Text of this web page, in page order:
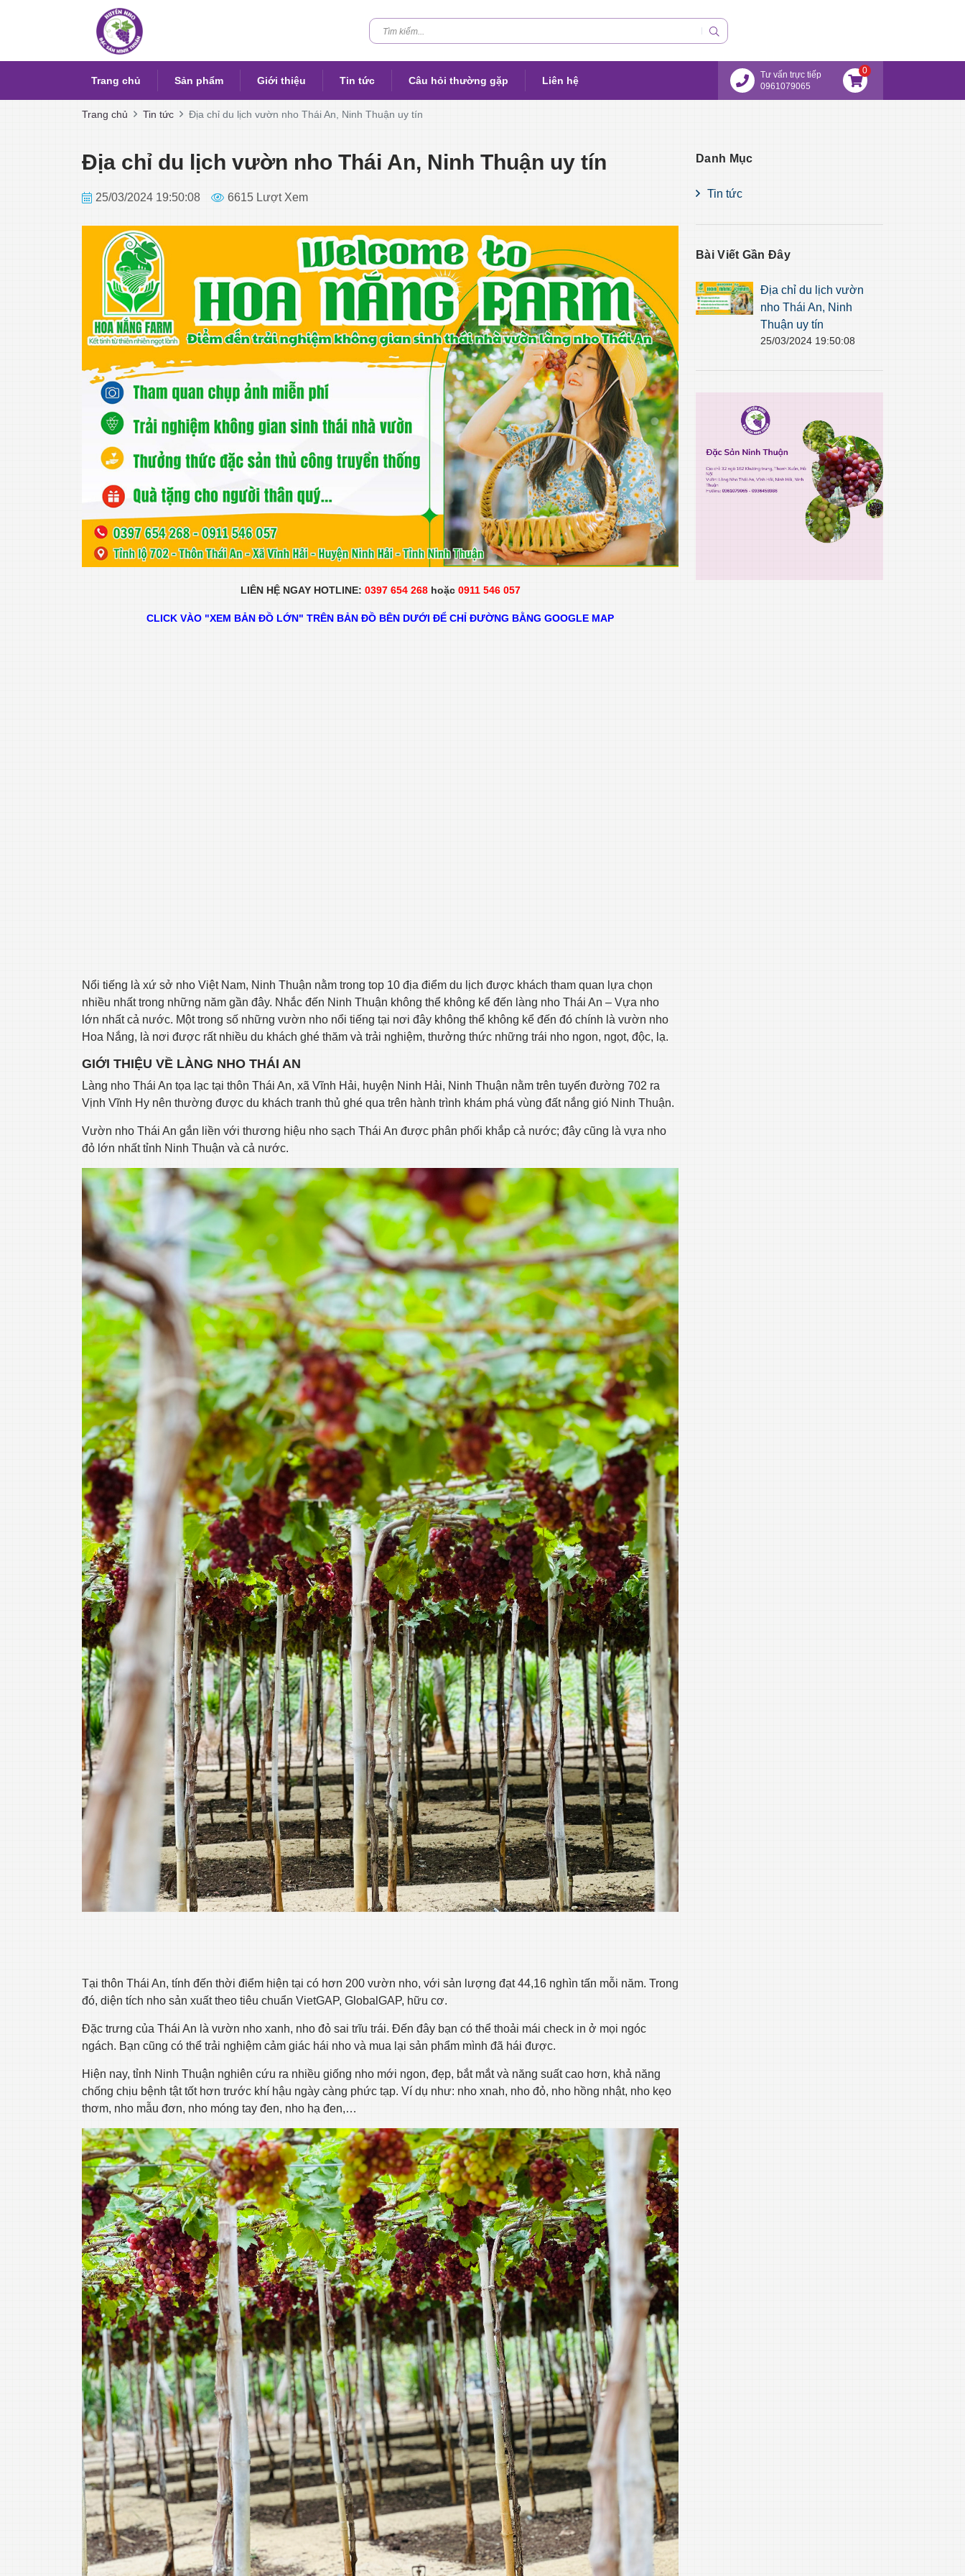
Trang chủ Sản phẩm Giới thiệu Tin tức Câu hỏi thường gặp Liên hệ
Tư vấn trực tiếp
0961079065
0
Trang chủ Tin tức Địa chỉ du lịch vườn nho Thái An, Ninh Thuận uy tín
Địa chỉ du lịch vườn nho Thái An, Ninh Thuận uy tín
25/03/2024 19:50:08 6615 Lượt Xem
LIÊN HỆ NGAY HOTLINE: 0397 654 268hoặc 0911 546 057
CLICK VÀO "XEM BẢN ĐỒ LỚN" TRÊN BẢN ĐỒ BÊN DƯỚI ĐỂ CHỈ ĐƯỜNG BẰNG GOOGLE MAP
Nổi tiếng là xứ sở nho Việt Nam, Ninh Thuận nằm trong top 10 địa điểm du lịch được khách tham quan lựa chọn
nhiều nhất trong những năm gần đây. Nhắc đến Ninh Thuận không thể không kể đến làng nho Thái An – Vựa nho
lớn nhất cả nước. Một trong số những vườn nho nổi tiếng tại nơi đây không thể không kể đến đó chính là vườn nho
Hoa Nắng, là nơi được rất nhiều du khách ghé thăm và trải nghiệm, thưởng thức những trái nho ngon, ngọt, độc, lạ.
GIỚI THIỆU VỀ LÀNG NHO THÁI AN
Làng nho Thái An tọa lạc tại thôn Thái An, xã Vĩnh Hải, huyện Ninh Hải, Ninh Thuận nằm trên tuyến đường 702 ra
Vịnh Vĩnh Hy nên thường được du khách tranh thủ ghé qua trên hành trình khám phá vùng đất nắng gió Ninh Thuận.
Vườn nho Thái An gắn liền với thương hiệu nho sạch Thái An được phân phối khắp cả nước; đây cũng là vựa nho
đỏ lớn nhất tỉnh Ninh Thuận và cả nước.
Tại thôn Thái An, tính đến thời điểm hiện tại có hơn 200 vườn nho, với sản lượng đạt 44,16 nghìn tấn mỗi năm. Trong
đó, diện tích nho sản xuất theo tiêu chuẩn VietGAP, GlobalGAP, hữu cơ.
Đặc trưng của Thái An là vườn nho xanh, nho đỏ sai trĩu trái. Đến đây bạn có thể thoải mái check in ở mọi ngóc
ngách. Bạn cũng có thể trải nghiệm cảm giác hái nho và mua lại sản phẩm mình đã hái được.
Hiện nay, tỉnh Ninh Thuận nghiên cứu ra nhiều giống nho mới ngon, đẹp, bắt mắt và năng suất cao hơn, khả năng
chống chịu bệnh tật tốt hơn trước khí hậu ngày càng phức tạp. Ví dụ như: nho xnah, nho đỏ, nho hồng nhật, nho kẹo
thơm, nho mẫu đơn, nho móng tay đen, nho hạ đen,…
Danh Mục
Tin tức
Bài Viết Gần Đây
Địa chỉ du lịch vườn
nho Thái An, Ninh
Thuận uy tín
25/03/2024 19:50:08